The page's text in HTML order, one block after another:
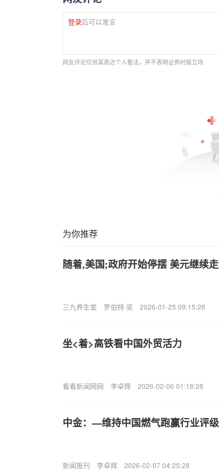
登录后可以发言
网友评论仅供其表达个人看法，并不表明证券时报立场
为你推荐
随着,美国;政府开始停摆 美元继续
三九养生堂 罗伯特·吴 2026-01-25 09:15:28
坐<着>高铁看中国外贸活力
看看新闻网网 李卓辉 2026-02-06 01:18:28
中金：—维持中国燃气跑赢行业评
新闻报刊 李卓辉 2026-02-07 04:25:28